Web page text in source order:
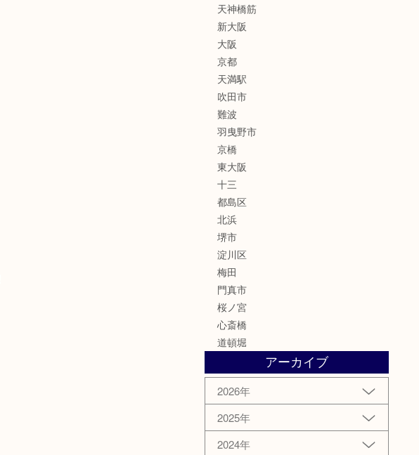
天神橋筋
新大阪
大阪
京都
天満駅
吹田市
難波
羽曳野市
京橋
東大阪
十三
都島区
北浜
堺市
淀川区
梅田
門真市
桜ノ宮
心斎橋
道頓堀
アーカイブ
2026年
2025年
2024年